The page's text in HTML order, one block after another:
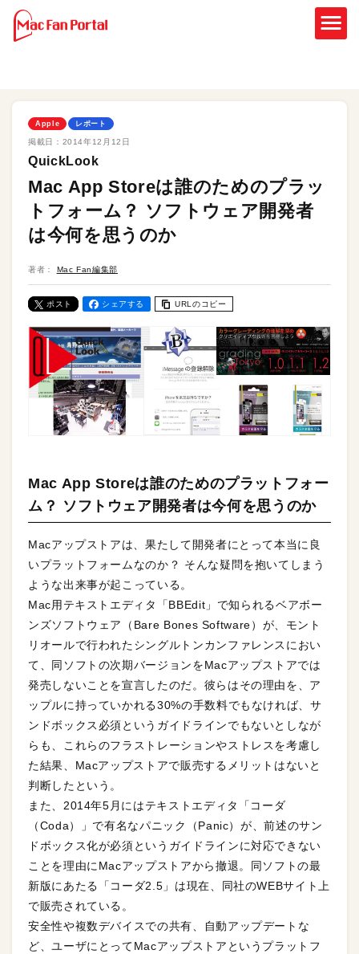
Apple レポート
掲載日： 2014年12月12日
QuickLook
Mac App Storeは誰のためのプラッ
トフォーム？ ソフトウェア開発者
は今何を思うのか
著者： Mac Fan編集部
ポスト シェアする URLのコピー
Mac App Storeは誰のためのプラットフォー
ム？ ソフトウェア開発者は今何を思うのか
Macアップストアは、果たして開発者にとって本当に良
いプラットフォームなのか？ そんな疑問を抱いてしまう
ような出来事が起こっている。
Mac用テキストエディタ「BBEdit」で知られるベアボー
ンズソフトウェア（Bare Bones Software）が、モント
リオールで行われたシングルトンカンファレンスにおい
て、同ソフトの次期バージョンをMacアップストアでは
発売しないことを宣言したのだ。彼らはその理由を、ア
ップルに持っていかれる30%の手数料でもなければ、サ
ンドボックス必須というガイドラインでもないとしなが
らも、これらのフラストレーションやストレスを考慮し
た結果、Macアップストアで販売するメリットはないと
判断したという。
また、2014年5月にはテキストエディタ「コーダ
（Coda）」で有名なパニック（Panic）が、前述のサン
ドボックス化が必須というガイドラインに対応できない
ことを理由にMacアップストアから撤退。同ソフトの最
新版にあたる「コーダ2.5 」は現在、同社のWEBサイト上
で販売されている。
安全性や複数デバイスでの共有、自動アップデートな
ど、ユーザにとってMacアップストアというプラットフ